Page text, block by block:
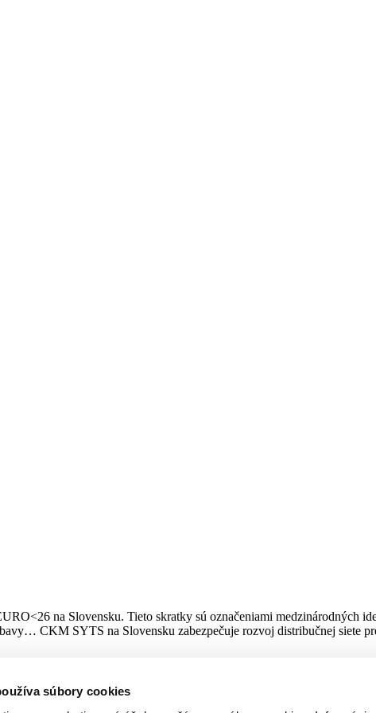
súbory cookies
na Slovensku. Tieto skratky sú označeniami medzinárodných
CKM SYTS na Slovensku zabezpečuje rozvoj distribučnej siete